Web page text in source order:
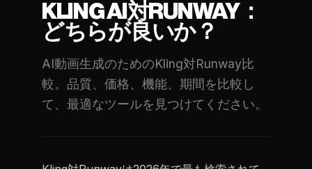
KLING AI対RUNWAY：
どちらが良いか？
AI動画生成のためのKling対Runway比
較。品質、価格、機能、期間を比較し
て、最適なツールを見つけてください。